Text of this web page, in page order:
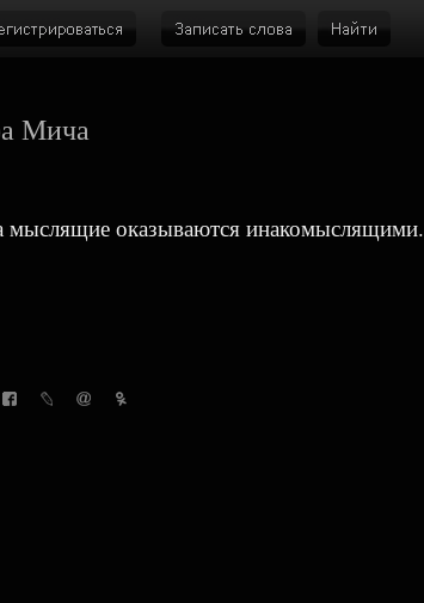
Мича
мыслящие оказываются инакомыслящими.